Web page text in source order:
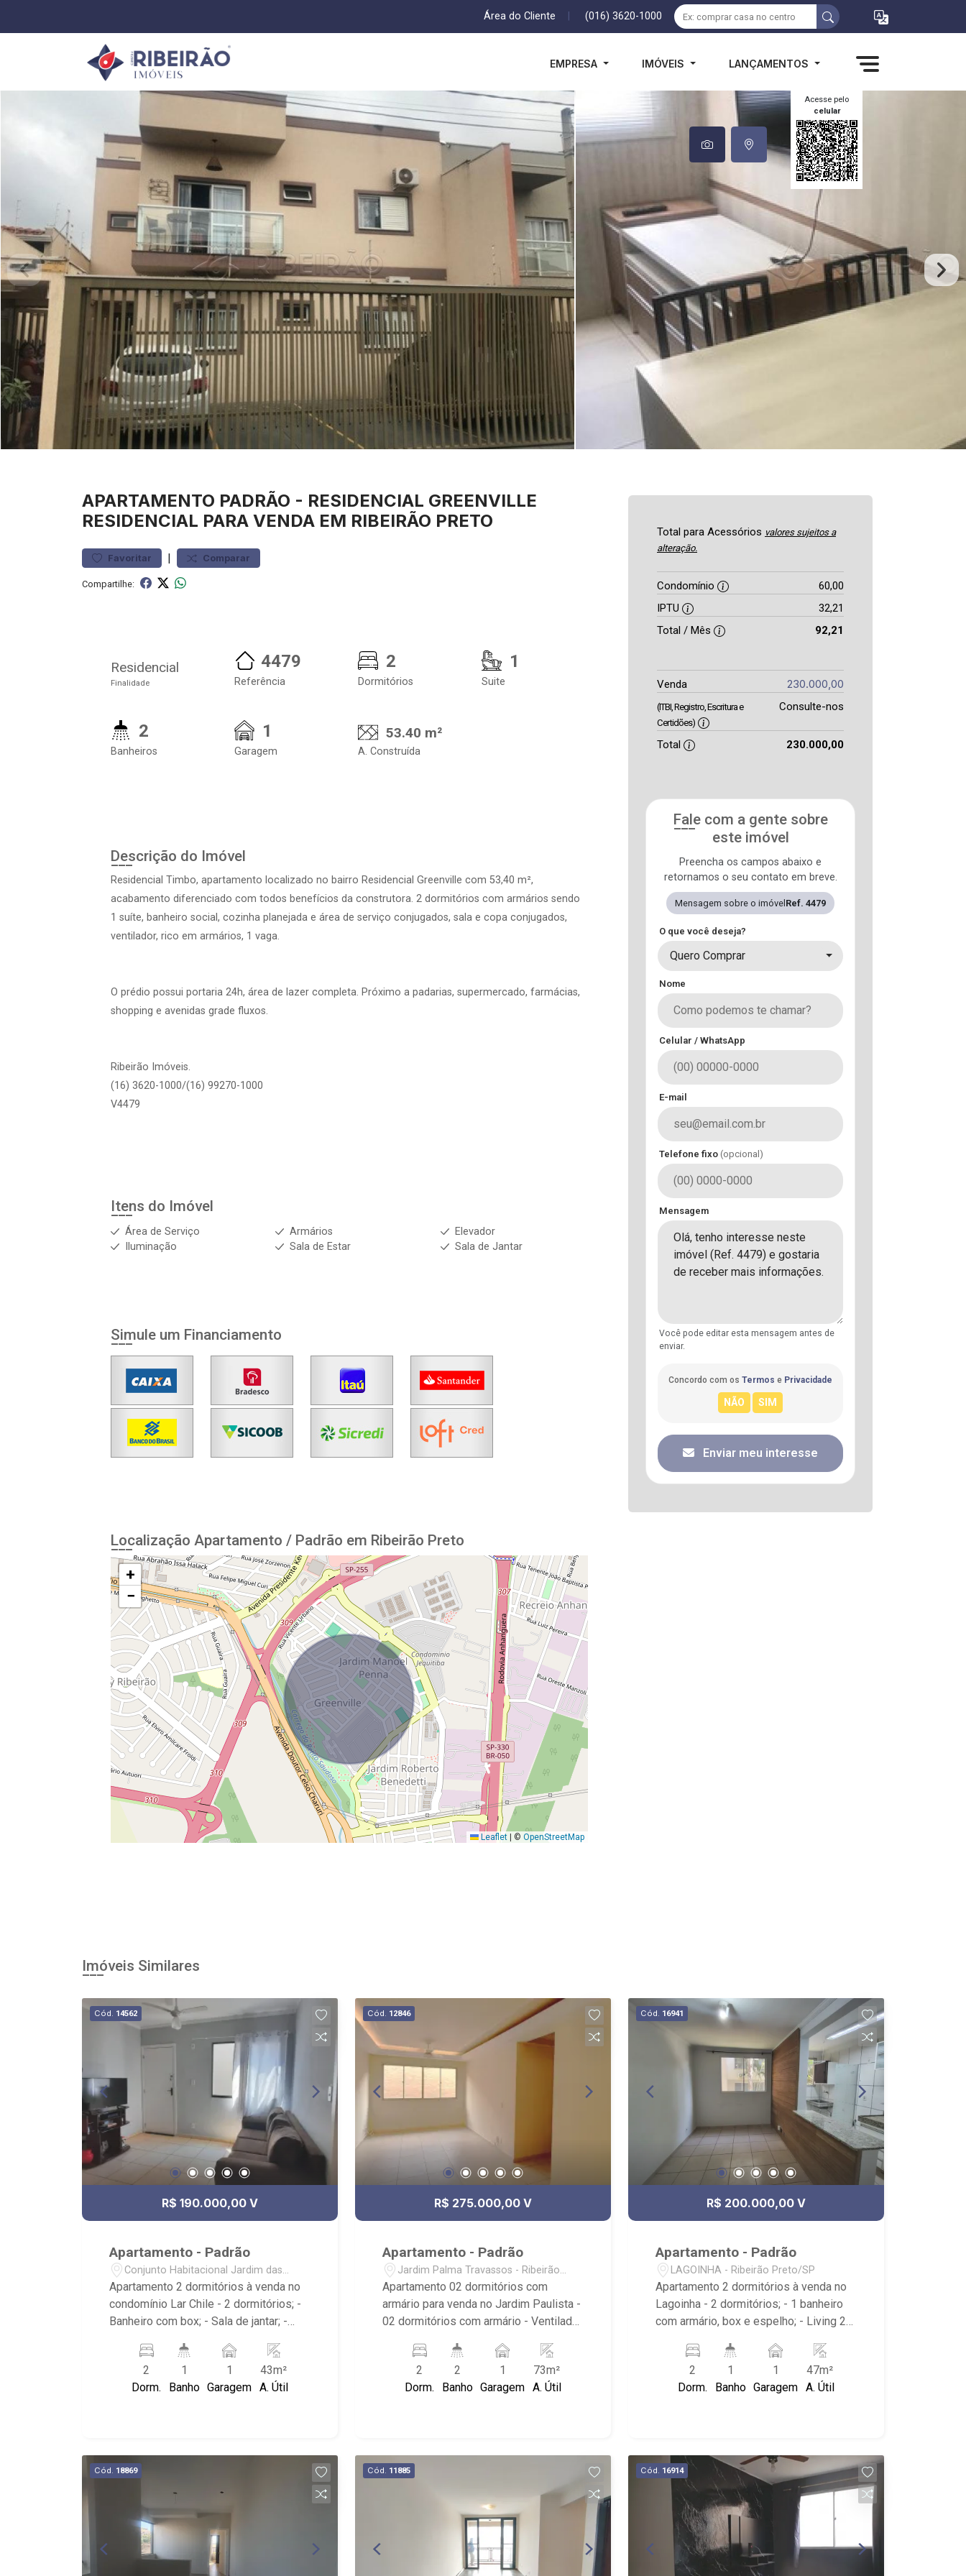
Área do Cliente (016) 3620-1000
EMPRESA IMÓVEIS LANÇAMENTOS
Acesse pelo
celular
APARTAMENTO PADRÃO - RESIDENCIAL GREENVILLE
RESIDENCIAL PARA VENDA EM RIBEIRÃO PRETO
Favoritar | Comparar
Compartilhe:
Residencial
Finalidade
4479
Referência
2
Dormitórios
1
Suite
2
Banheiros
1
Garagem
53.40 m²
A. Construída
Descrição do Imóvel
Residencial Timbo, apartamento localizado no bairro Residencial Greenville com 53,40 m²,
acabamento diferenciado com todos benefícios da construtora. 2 dormitórios com armários sendo
1 suíte, banheiro social, cozinha planejada e área de serviço conjugados, sala e copa conjugados,
ventilador, rico em armários, 1 vaga.
O prédio possui portaria 24h, área de lazer completa. Próximo a padarias, supermercado, farmácias,
shopping e avenidas grade fluxos.
Ribeirão Imóveis.
(16) 3620-1000/(16) 99270-1000
V4479
Itens do Imóvel
Área de Serviço Armários
Elevador
Iluminação
Sala de Estar Sala de Jantar
Simule um Financiamento
Localização Apartamento / Padrão em Ribeirão Preto
+
−
Leaflet © OpenStreetMap
Total para Acessórios valores sujeitos a
alteração.
Condomínio
60,00
IPTU
32,21
Total / Mês
92,21
Venda 230.000,00
(ITBI, Registro, Escritura e
Certidões)
Consulte-nos
Total 230.000,00
Fale com a gente sobre
este imóvel
Preencha os campos abaixo e
retornamos o seu contato em breve.
Mensagem sobre o imóvel Ref. 4479
O que você deseja?
Quero Comprar
Nome
Celular / WhatsApp
E-mail
Telefone fixo (opcional)
Mensagem
Você pode editar esta mensagem antes de
enviar.
Concordo com os Termos e Privacidade
Enviar meu interesse
Imóveis Similares
Cód. 14562
R$ 190.000,00 V
Apartamento - Padrão
Conjunto Habitacional Jardim das
Palmeiras - Ribeirão Preto/SP
Apartamento 2 dormitórios à venda no
condomínio Lar Chile - 2 dormitórios; -
Banheiro com box; - Sala de jantar; -
planejada; - Área de serviço; - 1 vaga
coberta; - Condomínio com piscina,
varanda gourmet com churrasqueira,
em geral.
2
Dorm.
1
Banho
1
Garagem
43m²
A. Útil
Cód. 12846
R$ 275.000,00 V
Apartamento - Padrão
Jardim Palma Travassos - Ribeirão
Preto/SP
Apartamento 02 dormitórios com
armário para venda no Jardim Paulista -
02 dormitórios com armário - Ventilador
com armário - Lavabo - Living 02
ambientes - Cozinha tradicional
planejada - Área de serviço com
2
Dorm.
2
Banho
1
Garagem
73m²
A. Útil
Cód. 16941
R$ 200.000,00 V
Apartamento - Padrão
LAGOINHA - Ribeirão Preto/SP
Apartamento 2 dormitórios à venda no
Lagoinha - 2 dormitórios; - 1 banheiro
com armário, box e espelho; - Living 2
teto; - Cozinha; - Área de Serviço; -
Espaço Gourmet; - Churrasqueira; - 1
vaga coberta; - Condomínio com
Atacadista, Farmácia Drogal e
Churrascaria Coxilha dos Pampas.
2
Dorm.
1
Banho
1
Garagem
47m²
A. Útil
Cód. 18869 Cód. 11885 Cód. 16914